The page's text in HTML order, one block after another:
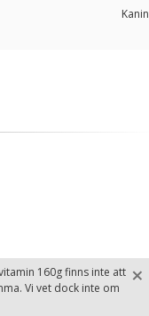
Kanin
×
160g finns inte att
Vi vet dock inte om